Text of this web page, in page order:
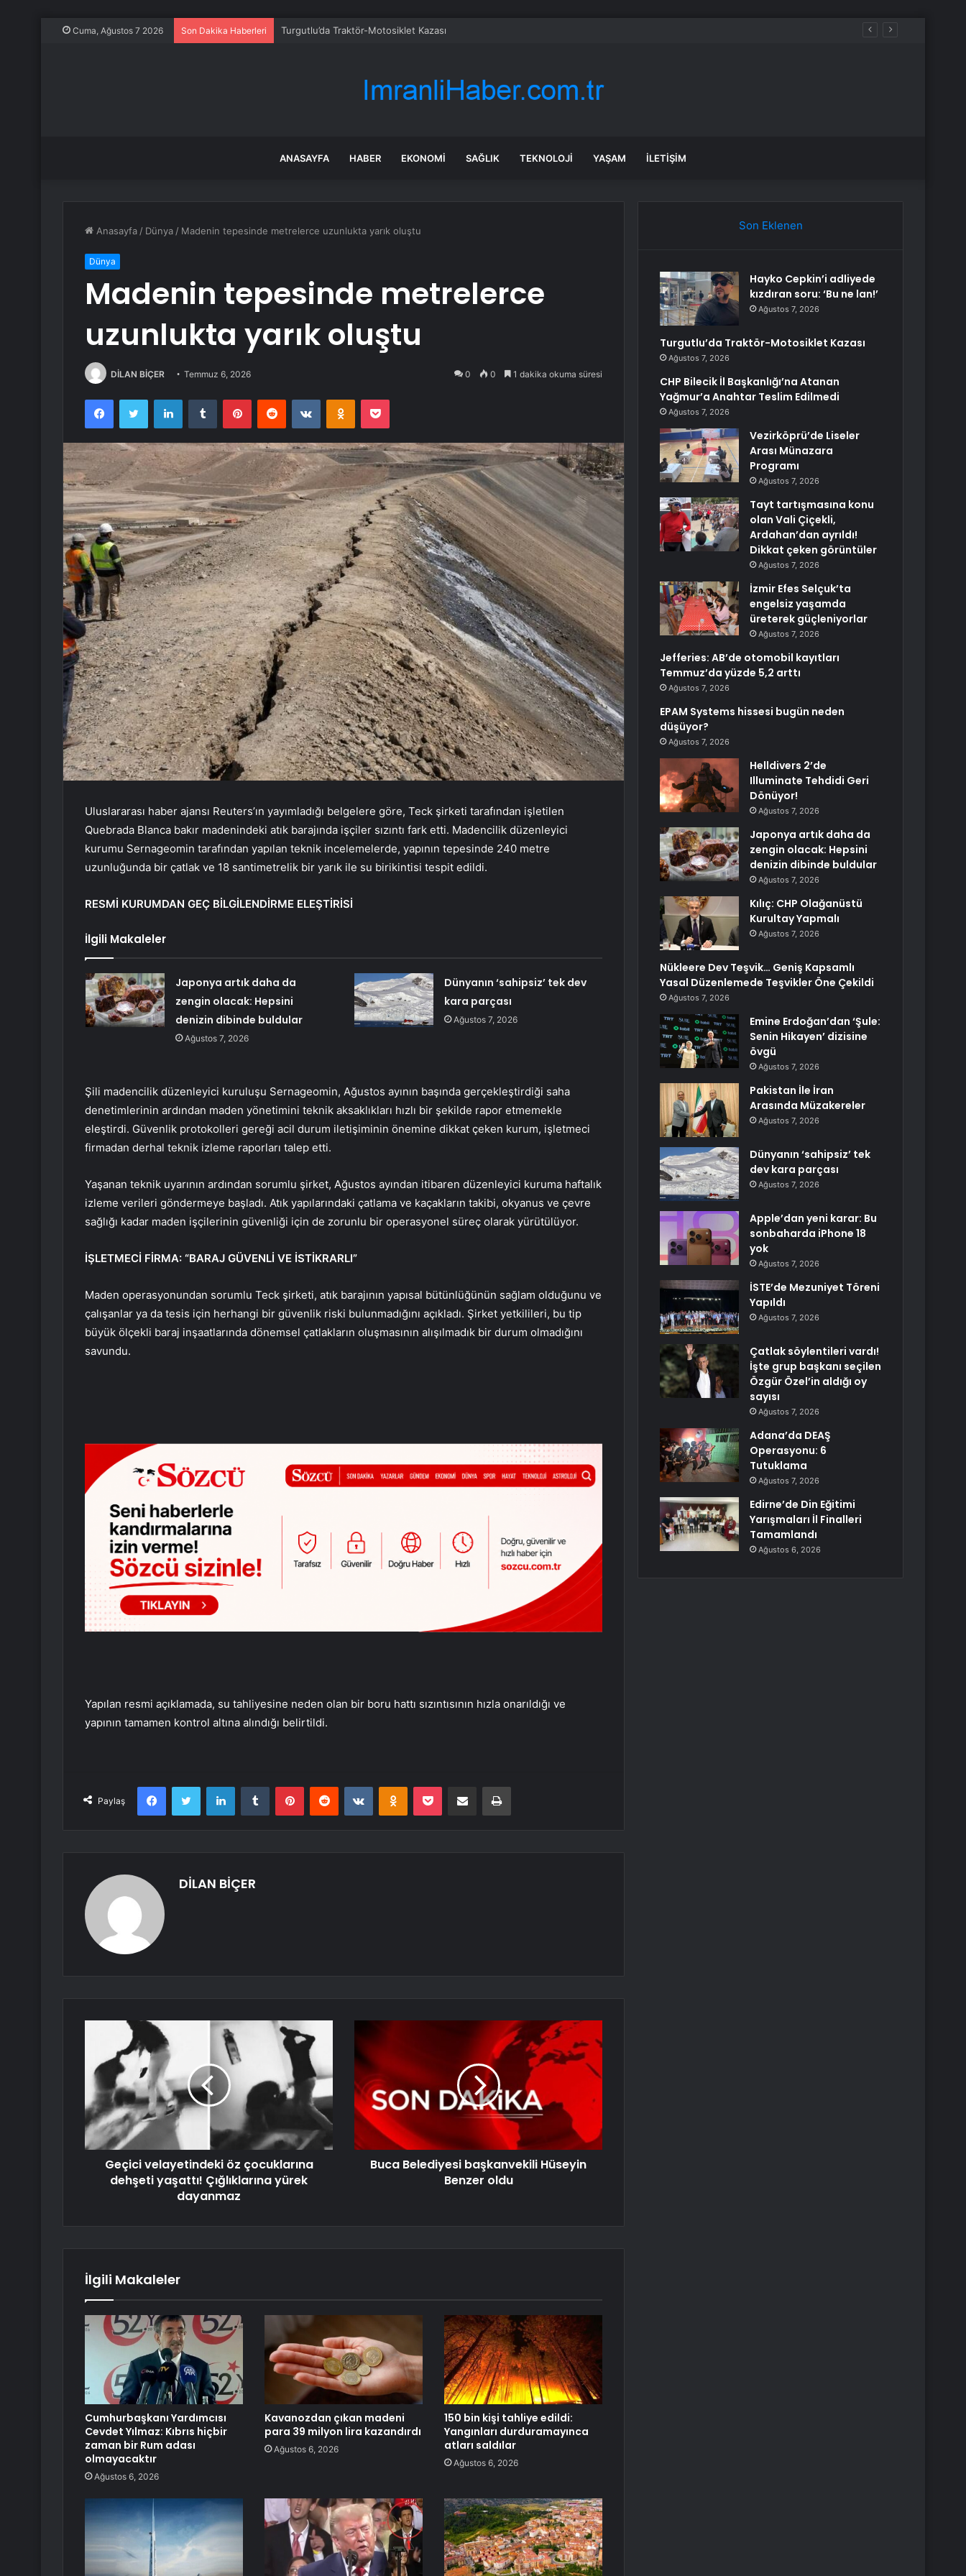
Cuma, Ağustos 7 2026 Son Dakika Haberleri Turgutlu’da Traktör-Motosiklet Kazası
ANASAYFA HABER EKONOMI SAĞLIK TEKNOLOJI YAŞAM İLETIŞIM
Anasayfa / Dünya / Madenin tepesinde metrelerce uzunlukta yarık oluştu
Dünya
Madenin tepesinde metrelerce
uzunlukta yarık oluştu
DİLAN BİÇER Temmuz 6, 2026 0 0 1 dakika okuma süresi
FacebookTwitter LinkedInTumblr PinterestReddit VKontakteOdnoklassniki
Pocket
Uluslararası haber ajansı Reuters’ın yayımladığı belgelere göre, Teck şirketi tarafından işletilen
Quebrada Blanca bakır madenindeki atık barajında işçiler sızıntı fark etti. Madencilik düzenleyici
kurumu Sernageomin tarafından yapılan teknik incelemelerde, yapının tepesinde 240 metre
uzunluğunda bir çatlak ve 18 santimetrelik bir yarık ile su birikintisi tespit edildi.
RESMİ KURUMDAN GEÇ BİLGİLENDİRME ELEŞTİRİSİ
İlgili Makaleler
Japonya artık daha da
zengin olacak: Hepsini
denizin dibinde buldular
Ağustos 7, 2026
Dünyanın ‘sahipsiz’ tek dev
kara parçası
Ağustos 7, 2026
Şili madencilik düzenleyici kuruluşu Sernageomin, Ağustos ayının başında gerçekleştirdiği saha
denetimlerinin ardından maden yönetimini teknik aksaklıkları hızlı bir şekilde rapor etmemekle
eleştirdi. Güvenlik protokolleri gereği acil durum iletişiminin önemine dikkat çeken kurum, işletmeci
firmadan derhal teknik izleme raporları talep etti.
Yaşanan teknik uyarının ardından sorumlu şirket, Ağustos ayından itibaren düzenleyici kuruma haftalık
izleme verileri göndermeye başladı. Atık yapılarındaki çatlama ve kaçakların takibi, okyanus ve çevre
sağlığı kadar maden işçilerinin güvenliği için de zorunlu bir operasyonel süreç olarak yürütülüyor.
İŞLETMECİ FİRMA: “BARAJ GÜVENLİ VE İSTİKRARLI”
Maden operasyonundan sorumlu Teck şirketi, atık barajının yapısal bütünlüğünün sağlam olduğunu ve
çalışanlar ya da tesis için herhangi bir güvenlik riski bulunmadığını açıkladı. Şirket yetkilileri, bu tip
büyük ölçekli baraj inşaatlarında dönemsel çatlakların oluşmasının alışılmadık bir durum olmadığını
savundu.
Yapılan resmi açıklamada, su tahliyesine neden olan bir boru hattı sızıntısının hızla onarıldığı ve
yapının tamamen kontrol altına alındığı belirtildi.
Paylaş
FacebookTwitter LinkedInTumblr PinterestReddit VKontakteOdnoklassniki
Pocket E-Posta ile paylaş Yazdır
DİLAN BİÇER
Geçici velayetindeki öz çocuklarına
dehşeti yaşattı! Çığlıklarına yürek
dayanmaz
Buca Belediyesi başkanvekili Hüseyin
Benzer oldu
İlgili Makaleler
Cumhurbaşkanı Yardımcısı
Cevdet Yılmaz: Kıbrıs hiçbir
zaman bir Rum adası
olmayacaktır
Ağustos 6, 2026
Kavanozdan çıkan madeni
para 39 milyon lira kazandırdı
Ağustos 6, 2026
150 bin kişi tahliye edildi:
Yangınları durduramayınca
atları saldılar
Ağustos 6, 2026
Son Eklenen
Hayko Cepkin’i adliyede
kızdıran soru: ‘Bu ne lan!’
Ağustos 7, 2026
Turgutlu’da Traktör-Motosiklet Kazası
Ağustos 7, 2026
CHP Bilecik İl Başkanlığı’na Atanan
Yağmur’a Anahtar Teslim Edilmedi
Ağustos 7, 2026
Vezirköprü’de Liseler
Arası Münazara
Programı
Ağustos 7, 2026
Tayt tartışmasına konu
olan Vali Çiçekli,
Ardahan’dan ayrıldı!
Dikkat çeken görüntüler
Ağustos 7, 2026
İzmir Efes Selçuk’ta
engelsiz yaşamda
üreterek güçleniyorlar
Ağustos 7, 2026
Jefferies: AB’de otomobil kayıtları
Temmuz’da yüzde 5,2 arttı
Ağustos 7, 2026
EPAM Systems hissesi bugün neden
düşüyor?
Ağustos 7, 2026
Helldivers 2’de
Illuminate Tehdidi Geri
Dönüyor!
Ağustos 7, 2026
Japonya artık daha da
zengin olacak: Hepsini
denizin dibinde buldular
Ağustos 7, 2026
Kılıç: CHP Olağanüstü
Kurultay Yapmalı
Ağustos 7, 2026
Nükleere Dev Teşvik… Geniş Kapsamlı
Yasal Düzenlemede Teşvikler Öne Çekildi
Ağustos 7, 2026
Emine Erdoğan’dan ‘Şule:
Senin Hikayen’ dizisine
övgü
Ağustos 7, 2026
Pakistan İle İran
Arasında Müzakereler
Ağustos 7, 2026
Dünyanın ‘sahipsiz’ tek
dev kara parçası
Ağustos 7, 2026
Apple’dan yeni karar: Bu
sonbaharda iPhone 18
yok
Ağustos 7, 2026
İSTE’de Mezuniyet Töreni
Yapıldı
Ağustos 7, 2026
Çatlak söylentileri vardı!
İşte grup başkanı seçilen
Özgür Özel’in aldığı oy
sayısı
Ağustos 7, 2026
Adana’da DEAŞ
Operasyonu: 6
Tutuklama
Ağustos 7, 2026
Edirne’de Din Eğitimi
Yarışmaları İl Finalleri
Tamamlandı
Ağustos 6, 2026